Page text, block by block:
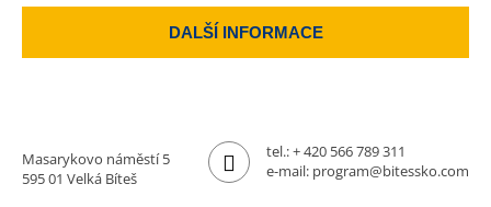
DALŠÍ INFORMACE
Masarykovo náměstí 5
595 01 Velká Bíteš
tel.:+ 420 566 789 311
e-mail: program@bitessko.com